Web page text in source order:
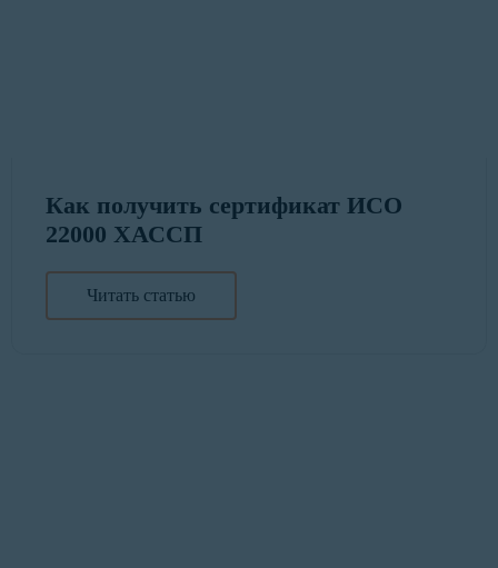
Как получить сертификат ИСО
22000 ХАССП
Читать статью